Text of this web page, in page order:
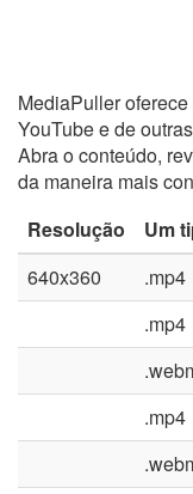
MediaPuller
YouTube e de
Abra o conteúdo,
da maneira mais
Resolução
Um
640x360
.mp4
.mp4
.mp4